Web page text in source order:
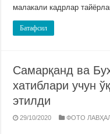
малакали кадрлар
Батафсил
Самарқанд ва
хатиблари учун
этилди
29/10/2020 ФОТО